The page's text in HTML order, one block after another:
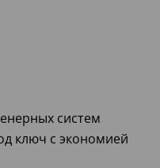
систем
ключ с экономией